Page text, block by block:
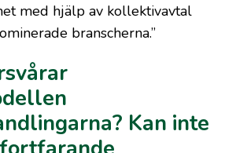
med hjälp av kollektivavtal
branscherna.”
Kan inte